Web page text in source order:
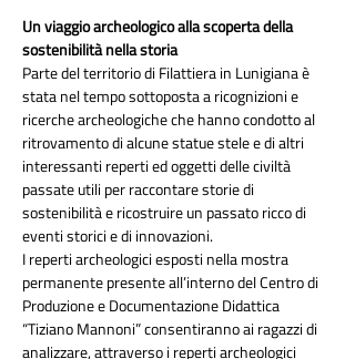
Un viaggio archeologico alla scoperta della
sostenibilità nella storia
Parte del territorio di Filattiera in Lunigiana è
stata nel tempo sottoposta a ricognizioni e
ricerche archeologiche che hanno condotto al
ritrovamento di alcune statue stele e di altri
interessanti reperti ed oggetti delle civiltà
passate utili per raccontare storie di
sostenibilità e ricostruire un passato ricco di
eventi storici e di innovazioni.
I reperti archeologici esposti nella mostra
permanente presente all’interno del Centro di
Produzione e Documentazione Didattica
“Tiziano Mannoni” consentiranno ai ragazzi di
analizzare, attraverso i reperti archeologici